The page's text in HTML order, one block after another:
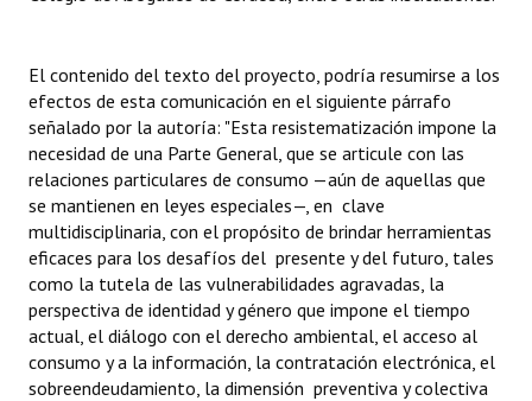
El contenido del texto del proyecto, podría resumirse a los
efectos de esta comunicación en el siguiente párrafo
señalado por la autoría: "Esta resistematización impone la
necesidad de una Parte General, que se articule con las
relaciones particulares de consumo —aún de aquellas que
se mantienen en leyes especiales—, en clave
multidisciplinaria, con el propósito de brindar herramientas
eficaces para los desafíos del presente y del futuro, tales
como la tutela de las vulnerabilidades agravadas, la
perspectiva de identidad y género que impone el tiempo
actual, el diálogo con el derecho ambiental, el acceso al
consumo y a la información, la contratación electrónica, el
sobreendeudamiento, la dimensión preventiva y colectiva